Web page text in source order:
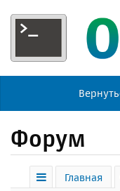
Форум
Главная